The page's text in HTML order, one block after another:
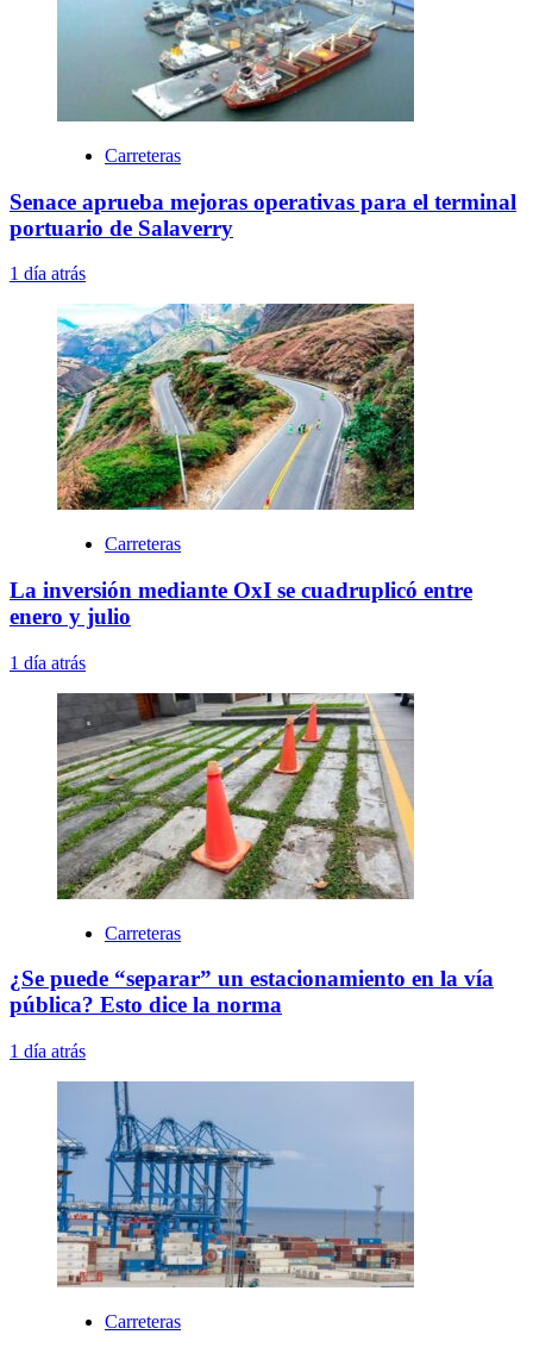
Carreteras
Senace aprueba mejoras operativas para el terminal
portuario de Salaverry
1 día atrás
Carreteras
La inversión mediante OxI se cuadruplicó entre
enero y julio
1 día atrás
Carreteras
¿Se puede “separar” un estacionamiento en la vía
pública? Esto dice la norma
1 día atrás
Carreteras